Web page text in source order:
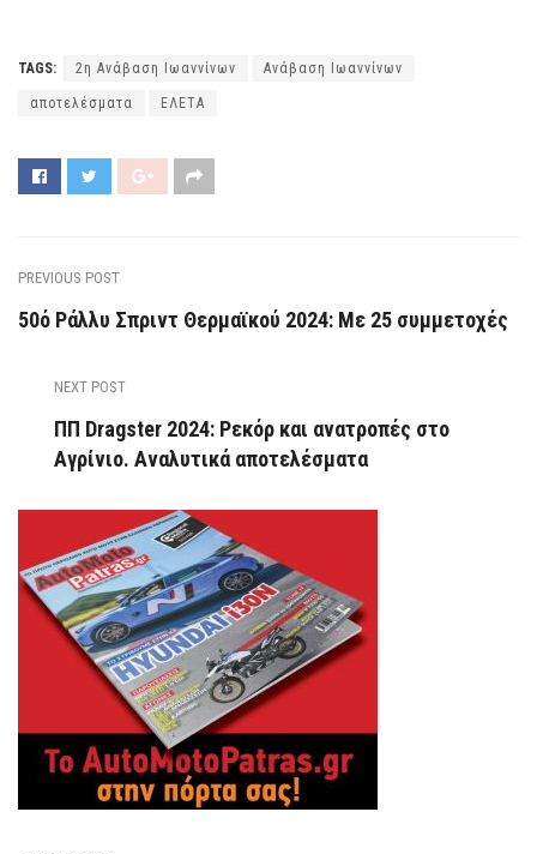
TAGS: 2η Ανάβαση Ιωαννίνων Ανάβαση Ιωαννίνων
αποτελέσματα ΕΛΕΤΑ
PREVIOUS POST
50ό Ράλλυ Σπριντ Θερμαϊκού 2024: Με 25 συμμετοχές
NEXT POST
ΠΠ Dragster 2024: Ρεκόρ και ανατροπές στο
Αγρίνιο. Αναλυτικά αποτελέσματα